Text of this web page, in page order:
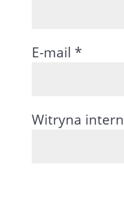
E-mail *
Witryna